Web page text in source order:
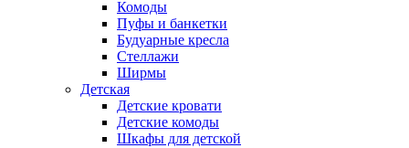
Комоды
Пуфы и банкетки
Будуарные кресла
Стеллажи
Ширмы
Детская
Детские кровати
Детские комоды
Шкафы для детской